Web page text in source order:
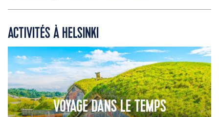
ACTIVITÉS À HELSINKI
VOYAGE DANS LE TEMPS